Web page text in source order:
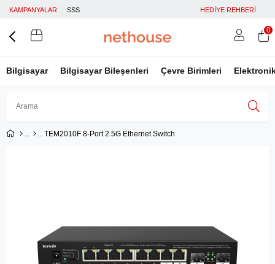
KAMPANYALAR SSS HEDİYE REHBERİ
Bilgisayar Bilgisayar Bileşenleri Çevre Birimleri
0
TEM2010F 8-Port 2.5G Ethernet Switch